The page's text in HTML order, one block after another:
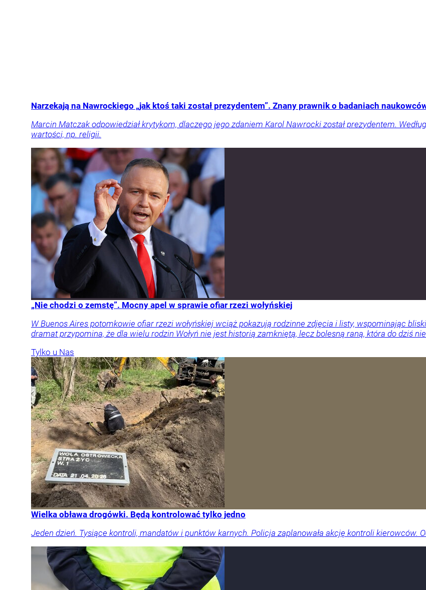
Narzekają na Nawrockiego „jak ktoś taki został prezydentem”. Znany prawnik o badaniach
Marcin Matczak odpowiedział krytykom, dlaczego jego zdaniem Karol Nawrocki został prezydentem.
wartości, np. religii.
„Nie chodzi o zemstę”. Mocny apel w sprawie ofiar rzezi wołyńskiej
W Buenos Aires potomkowie ofiar rzezi wołyńskiej wciąż pokazują rodzinne zdjęcia i listy, wspominając
dramat przypomina, że dla wielu rodzin Wołyń nie jest historią zamkniętą, lecz bolesną raną, która do dziś nie
Tylko u Nas
Wielka obława drogówki. Będą kontrolować tylko jedno
Jeden dzień. Tysiące kontroli, mandatów i punktów karnych. Policja zaplanowała akcję kontroli kierowców.